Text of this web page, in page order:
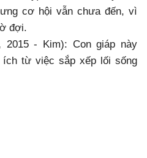
cơ hội vẫn chưa đến, vì
đợi.
- Kim): Con giáp này
từ việc sắp xếp lối sống